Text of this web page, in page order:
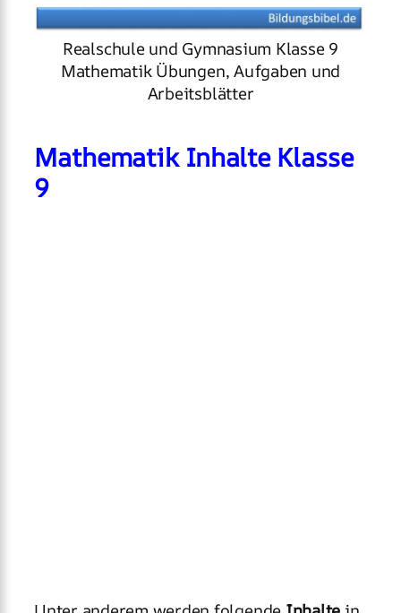
Realschule und Gymnasium Klasse 9
Mathematik Übungen, Aufgaben und
Arbeitsblätter
Mathematik Inhalte Klasse
9